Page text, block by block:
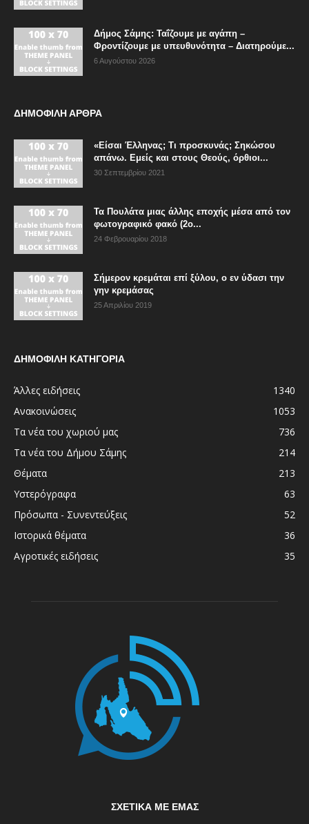
Δήμος Σάμης: Ταΐζουμε με αγάπη –
Φροντίζουμε με υπευθυνότητα – Διατηρούμε...
6 Αυγούστου 2026
ΔΗΜΟΦΙΛΗ ΑΡΘΡΑ
«Είσαι Έλληνας; Τι προσκυνάς; Σηκώσου
απάνω. Εμείς και στους Θεούς, όρθιοι...
30 Σεπτεμβρίου 2021
Τα Πουλάτα μιας άλλης εποχής μέσα από τον
φωτογραφικό φακό (2ο...
24 Φεβρουαρίου 2018
Σήμερον κρεμάται επί ξύλου, ο εν ύδασι την
γην κρεμάσας
25 Απριλίου 2019
ΔΗΜΟΦΙΛΗ ΚΑΤΗΓΟΡΙΑ
Άλλες ειδήσεις
1340
Ανακοινώσεις
1053
Τα νέα του χωριού μας
736
Τα νέα του Δήμου Σάμης
214
Θέματα
213
Υστερόγραφα
63
Πρόσωπα - Συνεντεύξεις
52
Ιστορικά θέματα
36
Αγροτικές ειδήσεις
35
ΣΧΕΤΙΚΆ ΜΕ ΕΜΆΣ